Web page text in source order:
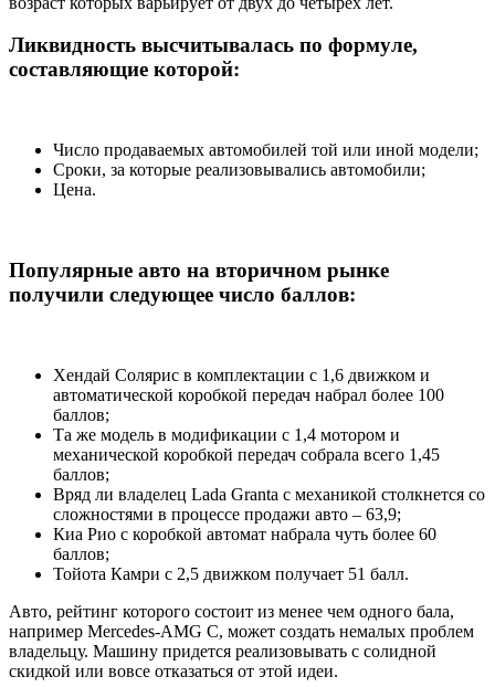
Ликвидность высчитывалась по формуле,
составляющие которой:
Число продаваемых автомобилей той или иной модели;
Сроки, за которые реализовывались автомобили;
Цена.
Популярные авто на вторичном рынке
получили следующее число баллов:
Хендай Солярис в комплектации с 1,6 движком и
автоматической коробкой передач набрал более 100
баллов;
Та же модель в модификации с 1,4 мотором и
механической коробкой передач собрала всего 1,45
баллов;
Вряд ли владелец Lada Granta с механикой столкнется со
сложностями в процессе продажи авто – 63,9;
Киа Рио с коробкой автомат набрала чуть более 60
баллов;
Тойота Камри с 2,5 движком получает 51 балл.
Авто, рейтинг которого состоит из менее чем одного бала,
например Mercedes-AMG C, может создать немалых проблем
владельцу. Машину придется реализовывать с солидной
скидкой или вовсе отказаться от этой идеи.